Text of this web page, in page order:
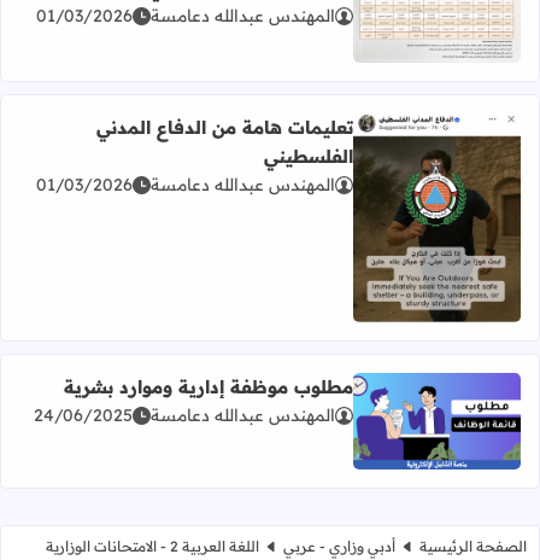
اقرأ المزيد عن برنامج امتحان الثانوية العامة للعام 2026 جدول امتحانات التوجيهي 2026
المهندس عبدالله دعامسة 01/03/2026
اقرأ المزيد عن تعليمات هامة من الدفاع المدني الفلسطيني
تعليمات هامة من الدفاع المدني
الفلسطيني
المهندس عبدالله دعامسة 01/03/2026
اقرأ المزيد عن مطلوب موظفة إدارية وموارد بشرية
مطلوب موظفة إدارية وموارد بشرية
المهندس عبدالله دعامسة 24/06/2025
الصفحة الرئيسية أدبي وزاري - عربي
اللغة العربية 2 - الامتحانات الوزارية